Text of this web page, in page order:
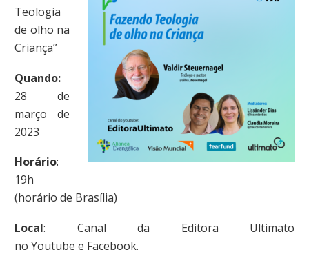
Teologia
de olho na
Criança”
Quando:
28 de
março de
2023
Horário:
19h
(horário de Brasília)
Local: Canal da Editora Ultimato
no Youtube e Facebook.